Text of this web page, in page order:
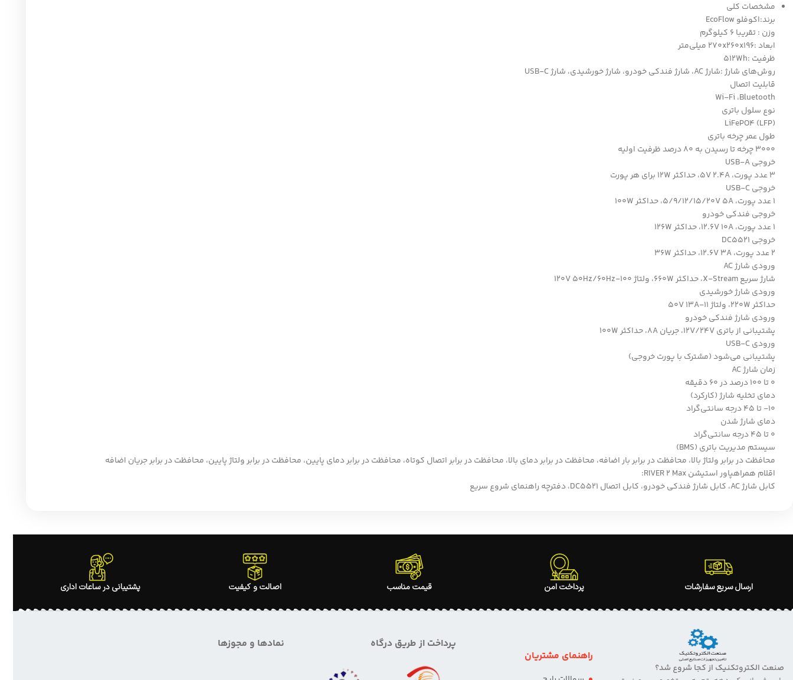
مشخصات کلی
برند:اکوفلو EcoFlow
وزن : تقریبا 6 کیلوگرم
ابعاد :270x260x196 میلی‌متر
ظرفیت :512Wh
روش‌های شارژ :شارژ AC، شارژ فندکی خودرو، شارژ خورشیدی، شارژ USB-C
قابلیت اتصال
Wi-Fi ،Bluetooth
نوع سلول باتری
LiFePO4 (LFP)
طول عمر چرخه باتری
3000 چرخه تا رسیدن به 80 درصد ظرفیت اولیه
خروجی USB-A
3 عدد پورت، 5V 2.4A، حداکثر 12W برای هر پورت
خروجی USB-C
1 عدد پورت، 5/9/12/15/20V 5A، حداکثر 100W
خروجی فندکی خودرو
1 عدد پورت، 12.6V 10A، حداکثر 126W
خروجی DC5521
2 عدد پورت، 12.6V 3A، حداکثر 36W
ورودی شارژ AC
شارژ سریع X-Stream، حداکثر 660W، ولتاژ 100-120V 50Hz/60Hz
ورودی شارژ خورشیدی
حداکثر 220W، ولتاژ 11-50V 13A
ورودی شارژ فندکی خودرو
پشتیبانی از باتری 12V/24V، جریان 8A، حداکثر 100W
ورودی USB-C
پشتیبانی می‌شود (مشترک با پورت خروجی)
زمان شارژ AC
0 تا 100 درصد در 60 دقیقه
دمای تخلیه شارژ (کارکرد)
10- تا 45 درجه سانتی‌گراد
دمای شارژ شدن
0 تا 45 درجه سانتی‌گراد
سیستم مدیریت باتری (BMS)
محافظت در برابر ولتاژ بالا، محافظت در برابر بار اضافه، محافظت در برابر دمای بالا، محافظت در برابر اتصال کوتاه، محافظت در برابر دمای پایین، محافظت در برابر ولتاژ پایین، محافظت در برابر جریان اضافه
اقلام همراهپاور استیشن RIVER 2 Max:
کابل شارژ AC، کابل شارژ فندکی خودرو، کابل اتصال DC5521، دفترچه راهنمای شروع سریع
ارسال سریع سفارشات پرداخت امن قیمت مناسب اصالت و کیفیت پشتیبانی در ساعات اداری
صنعت الکتروتکنیک از کجا شروع شد؟
راهنمای مشتریان
پرداخت از طریق درگاه نمادها و مجوزها